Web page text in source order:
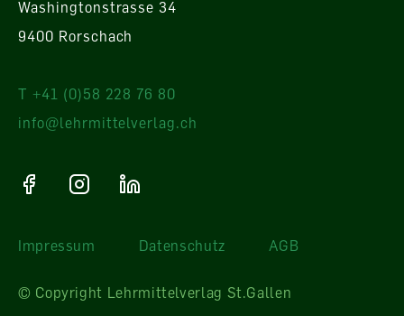
Washingtonstrasse 34
9400 Rorschach
T +41 (0)58 228 76 80
info@lehrmittelverlag.ch
Impressum Datenschutz AGB
© Copyright Lehrmittelverlag St.Gallen